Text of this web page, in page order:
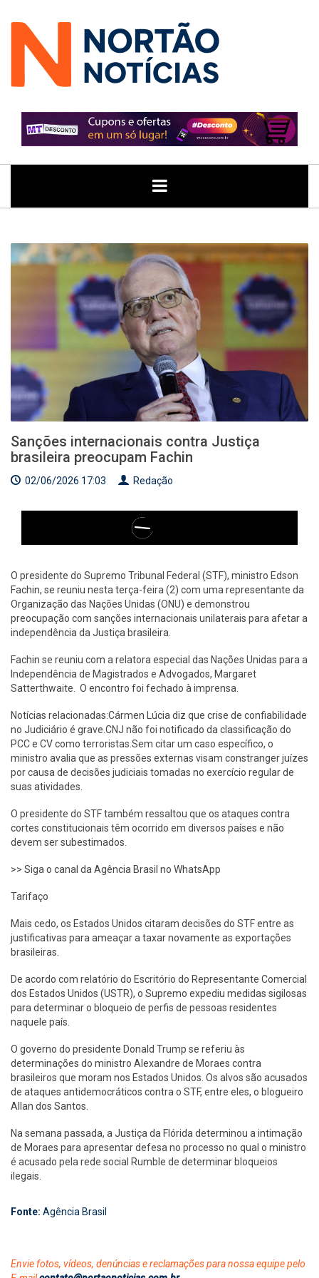
GERAL POLITICA ECONOMIA JUSTIÇA
Sanções internacionais contra Justiça
brasileira preocupam Fachin
02/06/2026 17:03 Redação
O presidente do Supremo Tribunal Federal (STF), ministro Edson
Fachin, se reuniu nesta terça-feira (2) com uma representante da
Organização das Nações Unidas (ONU) e demonstrou
preocupação com sanções internacionais unilaterais para afetar a
independência da Justiça brasileira.
Fachin se reuniu com a relatora especial das Nações Unidas para a
Independência de Magistrados e Advogados, Margaret
Satterthwaite. O encontro foi fechado à imprensa.
Notícias relacionadas:Cármen Lúcia diz que crise de confiabilidade
no Judiciário é grave.CNJ não foi notificado da classificação do
PCC e CV como terroristas.Sem citar um caso específico, o
ministro avalia que as pressões externas visam constranger juízes
por causa de decisões judiciais tomadas no exercício regular de
suas atividades.
O presidente do STF também ressaltou que os ataques contra
cortes constitucionais têm ocorrido em diversos países e não
devem ser subestimados.
>> Siga o canal da Agência Brasil no WhatsApp
Tarifaço
Mais cedo, os Estados Unidos citaram decisões do STF entre as
justificativas para ameaçar a taxar novamente as exportações
brasileiras.
De acordo com relatório do Escritório do Representante Comercial
dos Estados Unidos (USTR), o Supremo expediu medidas sigilosas
para determinar o bloqueio de perfis de pessoas residentes
naquele país.
O governo do presidente Donald Trump se referiu às
determinações do ministro Alexandre de Moraes contra
brasileiros que moram nos Estados Unidos. Os alvos são acusados
de ataques antidemocráticos contra o STF, entre eles, o blogueiro
Allan dos Santos.
Na semana passada, a Justiça da Flórida determinou a intimação
de Moraes para apresentar defesa no processo no qual o ministro
é acusado pela rede social Rumble de determinar bloqueios
ilegais.
Fonte: Agência Brasil
Envie fotos, vídeos, denúncias e reclamações para nossa equipe pelo